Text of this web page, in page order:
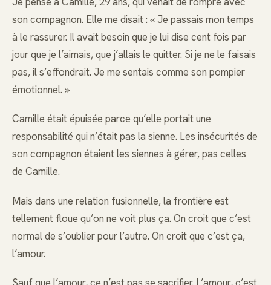
son compagnon. Elle me disait : « Je passais mon temps
à le rassurer. Il avait besoin que je lui dise cent fois par
jour que je l’aimais, que j’allais le quitter. Si je ne le faisais
pas, il s’effondrait. Je me sentais comme son pompier
émotionnel. »
Camille était épuisée parce qu’elle portait une
responsabilité qui n’était pas la sienne. Les insécurités de
son compagnon étaient les siennes à gérer, pas celles
de Camille.
Mais dans une relation fusionnelle, la frontière est
tellement floue qu’on ne voit plus ça. On croit que c’est
normal de s’oublier pour l’autre. On croit que c’est ça,
l’amour.